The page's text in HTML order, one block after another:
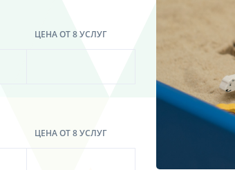
ЦЕНА ОТ 8 УСЛУГ
ЦЕНА ОТ 8 УСЛУГ